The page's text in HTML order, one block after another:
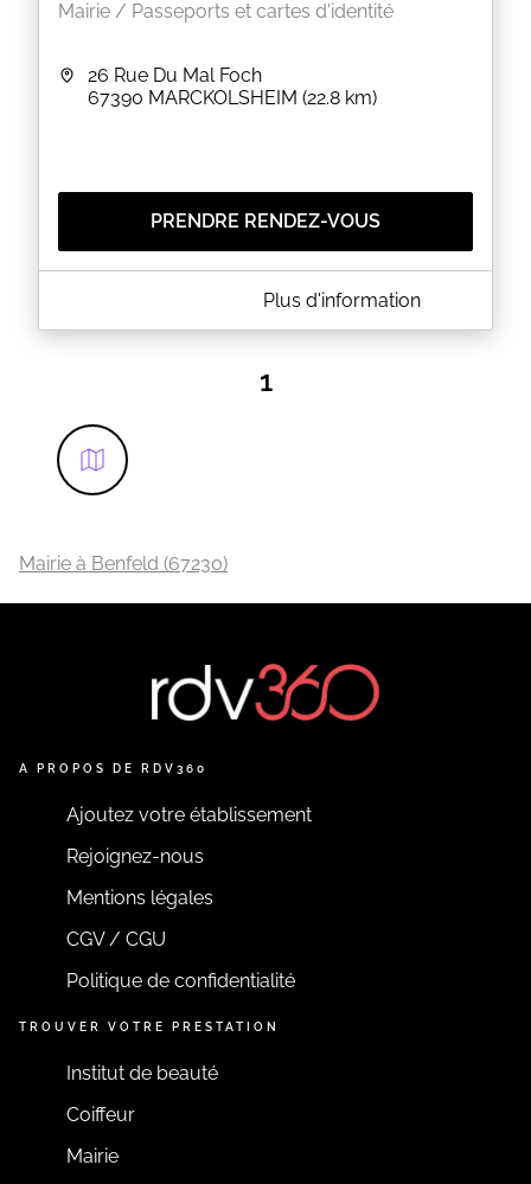
Mairie / Passeports et cartes d'identité
26 Rue Du Mal Foch
67390 MARCKOLSHEIM (22.8 km)
PRENDRE RENDEZ-VOUS
A PROPOS DE MAIRIE DE MARCKOLSHEIM
Marckolsheim est une commune française, située
Marckolsheim, en Alsace Centrale, qui rassemble 18
Plus d'information
1
Mairie à Benfeld (67230)
A PROPOS DE RDV360
Ajoutez votre établissement
Rejoignez-nous
Mentions légales
CGV / CGU
Politique de confidentialité
TROUVER VOTRE PRESTATION
Institut de beauté
Coiffeur
Mairie